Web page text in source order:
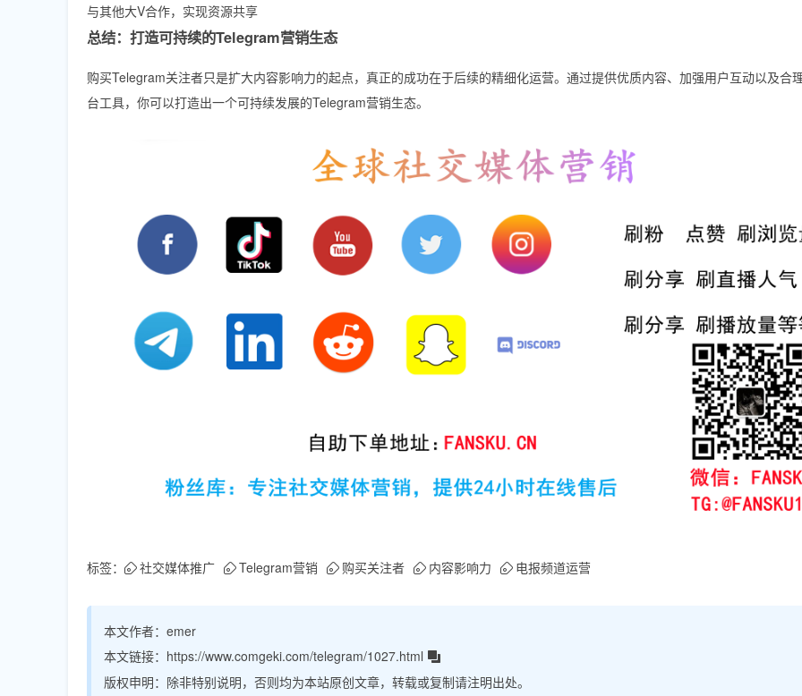
与其他大V合作，实现资源共享
总结：打造可持续的Telegram营销生态
购买Telegram关注者只是扩大内容影响力的起点，真正的成功在于后续的精细化运营。通过提供优质内容、加强用户互动以及合
台工具，你可以打造出一个可持续发展的Telegram营销生态。
标签： 社交媒体推广 Telegram营销 购买关注者 内容影响力 电报频道运营
本文作者： emer
本文链接： https://www.comgeki.com/telegram/1027.html
版权申明： 除非特别说明，否则均为本站原创文章，转载或复制请注明出处。